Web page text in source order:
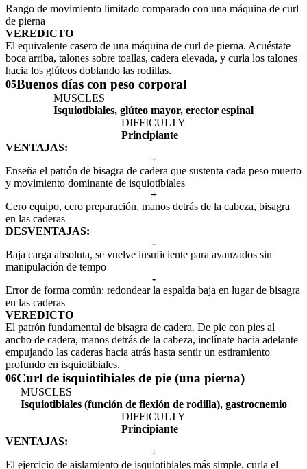
Rango de movimiento limitado comparado con una máquina de curl
de pierna
VEREDICTO
El equivalente casero de una máquina de curl de pierna. Acuéstate
boca arriba, talones sobre toallas, cadera elevada, y curla los talones
hacia los glúteos doblando las rodillas.
05Buenos días con peso corporal
MUSCLES
Isquiotibiales, glúteo mayor, erector espinal
DIFFICULTY
Principiante
VENTAJAS:
+
Enseña el patrón de bisagra de cadera que sustenta cada peso muerto
y movimiento dominante de isquiotibiales
+
Cero equipo, cero preparación, manos detrás de la cabeza, bisagra
en las caderas
DESVENTAJAS:
-
Baja carga absoluta, se vuelve insuficiente para avanzados sin
manipulación de tempo
-
Error de forma común: redondear la espalda baja en lugar de bisagra
en las caderas
VEREDICTO
El patrón fundamental de bisagra de cadera. De pie con pies al
ancho de cadera, manos detrás de la cabeza, inclínate hacia adelante
empujando las caderas hacia atrás hasta sentir un estiramiento
profundo en isquiotibiales.
06Curl de isquiotibiales de pie (una pierna)
MUSCLES
Isquiotibiales (función de flexión de rodilla), gastrocnemio
DIFFICULTY
Principiante
VENTAJAS:
+
El ejercicio de aislamiento de isquiotibiales más simple, curla el